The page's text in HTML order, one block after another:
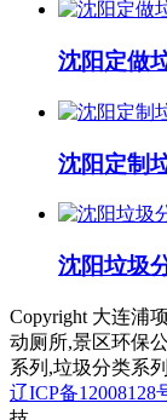
沈阳定做
沈阳定制
沈阳垃圾
Copyright 大连浦
动厕所,景区环保
系列,垃圾分类系
辽ICP备12008128